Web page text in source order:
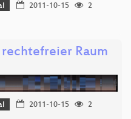
2011-10-15
2
Raum
2011-10-15
2